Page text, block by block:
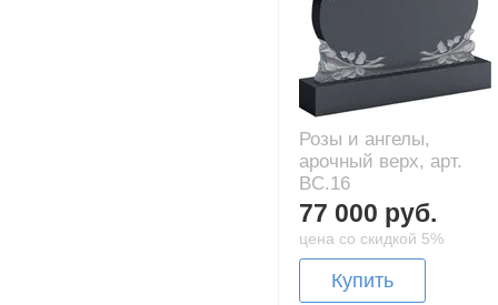
Розы и ангелы,
арочный верх, арт.
BC.16
77 000 руб.
цена со скидкой 5%
Купить